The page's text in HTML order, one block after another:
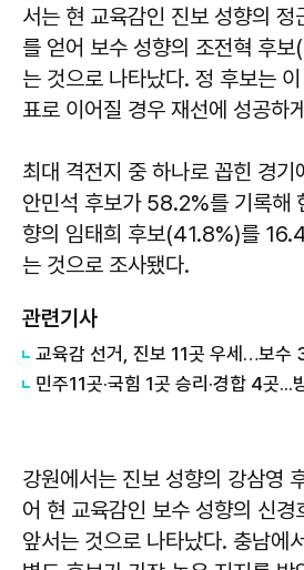
서는 현 교육감인 진보 성향의
를 얻어 보수 성향의 조전혁 후
는 것으로 나타났다. 정 후보는
표로 이어질 경우 재선에 성공하
최대 격전지 중 하나로 꼽힌 경기
안민석 후보가 58.2%를 기록해
향의 임태희 후보(41.8%)를
는 것으로 조사됐다.
관련기사
교육감 선거, 진보 11곳 우세…보수
민주11곳·국힘 1곳 승리·경합 4곳
강원에서는 진보 성향의 강삼영
어 현 교육감인 보수 성향의 신
앞서는 것으로 나타났다. 충남에